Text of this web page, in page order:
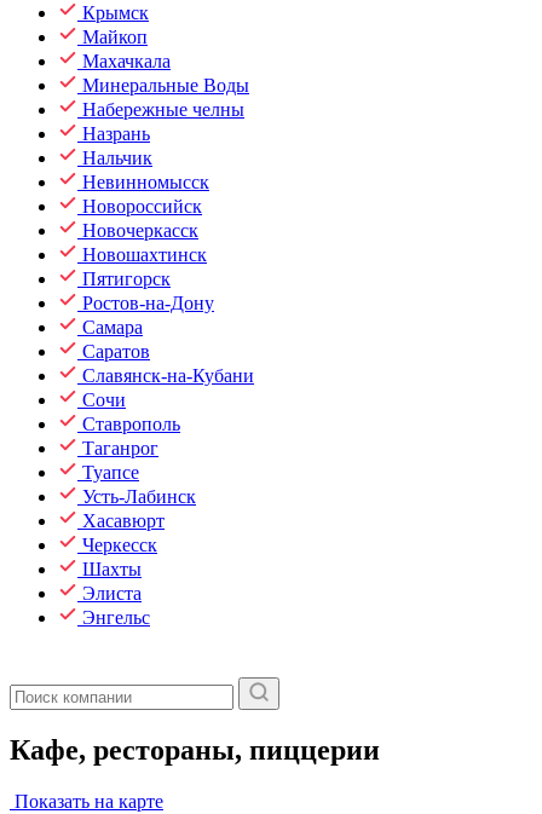
Крымск
Майкоп
Махачкала
Минеральные Воды
Набережные челны
Назрань
Нальчик
Невинномысск
Новороссийск
Новочеркасск
Новошахтинск
Пятигорск
Ростов-на-Дону
Самара
Саратов
Славянск-на-Кубани
Сочи
Ставрополь
Таганрог
Туапсе
Усть-Лабинск
Хасавюрт
Черкесск
Шахты
Элиста
Энгельс
Кафе, рестораны, пиццерии
Показать на карте